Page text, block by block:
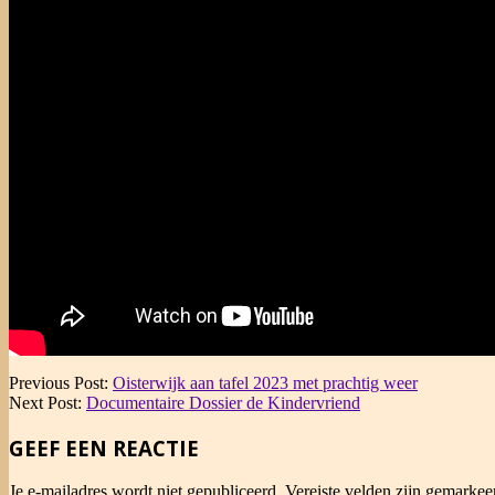
2023-
06-
Previous Post: Oisterwijk aan tafel 2023 met prachtig weer
Next Post: Documentaire Dossier de Kindervriend
GEEF EEN REACTIE